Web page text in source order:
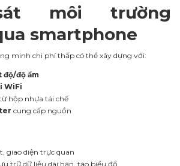
môi trường
smartphone
minh chi phí thấp có thể xây dựng với:
độ/độ ẩm
WiFi
hộp nhựa tái chế
cung cấp nguồn
giao diện trực quan
trữ dữ liệu dài hạn, tạo biểu đồ